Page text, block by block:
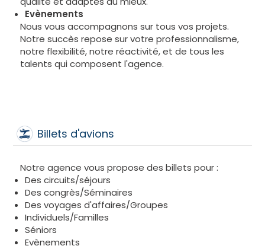
Evènements
Nous vous accompagnons sur tous vos projets.
Notre succès repose sur votre professionnalisme,
notre flexibilité, notre réactivité, et de tous les
talents qui composent l'agence.
Billets d'avions
Notre agence vous propose des billets pour :
Des circuits/séjours
Des congrès/Séminaires
Des voyages d'affaires/Groupes
Individuels/Familles
Séniors
Evènements